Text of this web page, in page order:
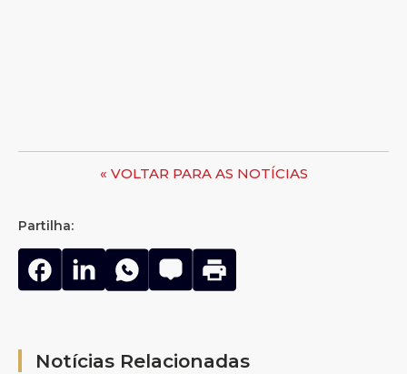
« VOLTAR PARA AS NOTÍCIAS
Partilha:
Notícias Relacionadas